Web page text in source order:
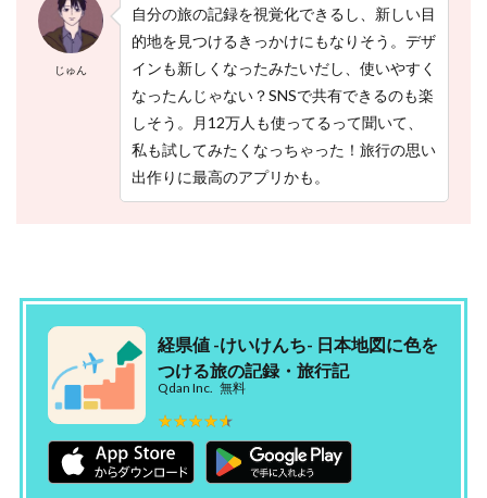
じゅん
自分の旅の記録を視覚化できるし、新しい目
的地を見つけるきっかけにもなりそう。デザ
インも新しくなったみたいだし、使いやすく
なったんじゃない？SNSで共有できるのも楽
しそう。月12万人も使ってるって聞いて、
私も試してみたくなっちゃった！旅行の思い
出作りに最高のアプリかも。
経県値 -けいけんち- 日本地図に色を
つける旅の記録・旅行記
Qdan Inc. 無料
★★★★★
★★★★★